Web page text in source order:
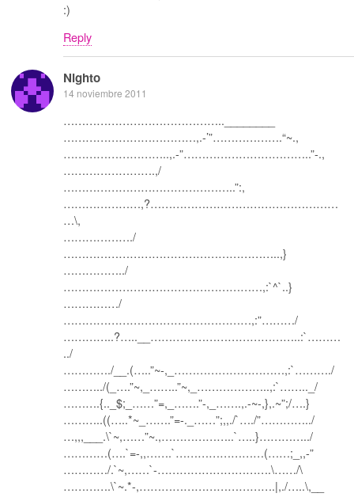
:)
Reply
Nighto
14 noviembre 2011
……………………………………..________
………………………………,.-’”……………….“~.,
………………………..,.-”……………………………..”-.,
…………………….,/
………………………………………..”:,
…………………,?……………………………………………
…\,
………………./
…………………………………………………..,}
……………../
………………………………………………,:`^`..}
……………/
……………………………………………,:”………/
…………..?…..__…………………………………..:`………
../
…………./__.(…..”~-,_…………………………,:`………./
………../(_….”~,_……..”~,_………………..,:`…….._/
……….{.._$;_……”=,_…….”-,_…….,.-~-,},.~”;/….}
………..((…..*~_…….”=-._……”;,,./`…./”…………../
…,,,___.\`~,……”~.,………………..`…..}…………../
…………(….`=-,,…….`……………………(……;_,,-”
…………/.`~,……`-………………………….\……/\
………….\`~.*-,……………………………….|,./…..\,__